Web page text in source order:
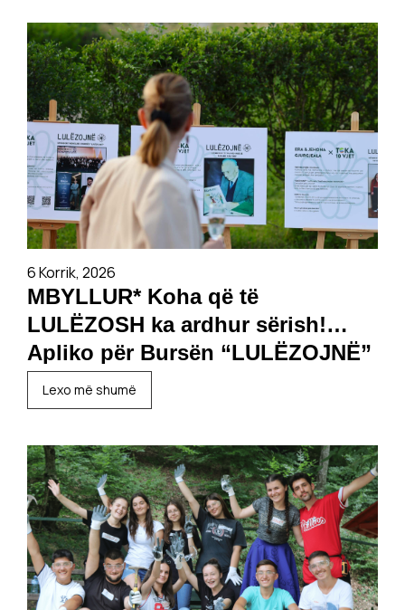
6 Korrik, 2026
MBYLLUR* Koha që të
LULËZOSH ka ardhur sërish!
Apliko për Bursën “LULËZOJNË”
2026/27!
Lexo më shumë